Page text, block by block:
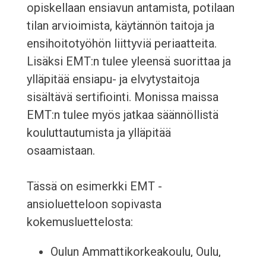
opiskellaan ensiavun antamista, potilaan
tilan arvioimista, käytännön taitoja ja
ensihoitotyöhön liittyviä periaatteita.
Lisäksi EMT:n tulee yleensä suorittaa ja
ylläpitää ensiapu- ja elvytystaitoja
sisältävä sertifiointi. Monissa maissa
EMT:n tulee myös jatkaa säännöllistä
kouluttautumista ja ylläpitää
osaamistaan.
Tässä on esimerkki EMT -
ansioluetteloon sopivasta
kokemusluettelosta:
Oulun Ammattikorkeakoulu, Oulu,